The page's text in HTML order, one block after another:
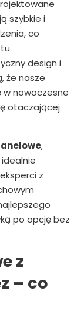
szybkie i
co
design i
że nasze
w nowoczesne
otaczającej
,
z
po opcję bez
z
– co